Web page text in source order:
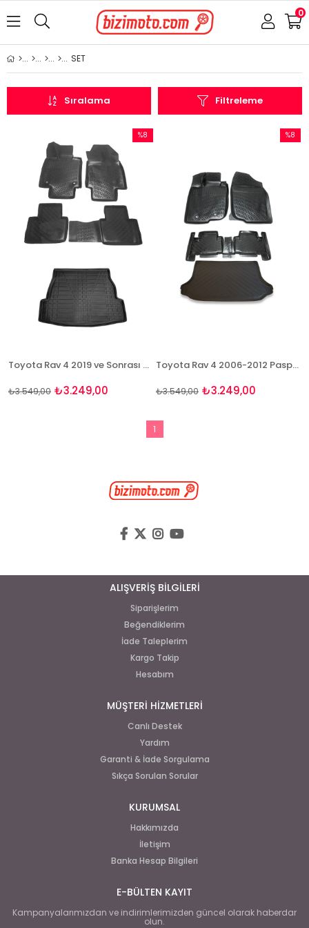
0
SET
Filtreleme
Sıralama
Toyota Rav 4 2019 ve Sonrası 3D Paspas Takımı ve Bagaj Havuzu
₺3.249,00
₺3.549,00
%8
Toyota Rav 4 2006-2012 Paspas Ve Bagaj Havuzu Seti
₺3.249,00
₺3.549,00
%8
1
ALIŞVERİŞ BİLGİLERİ
Siparişlerim
Beğendiklerim
İade Taleplerim
Kargo Takip
Hesabım
MÜŞTERİ HİZMETLERİ
Canlı Destek
Yardım
Garanti & İade Sorgulama
Sıkça Sorulan Sorular
KURUMSAL
Hakkımızda
İletişim
Banka Hesap Bilgileri
E-BÜLTEN KAYIT
Kampanyalarımızdan ve indirimlerimizden güncel olarak haberdar
olun.